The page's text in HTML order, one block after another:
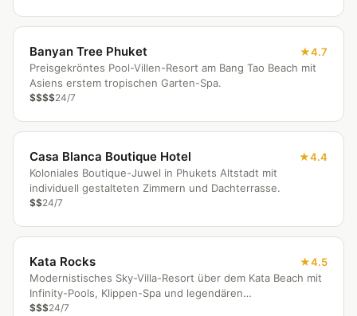
Banyan Tree Phuket
4.7
Preisgekröntes Pool-Villen-Resort am Bang Tao Beach mit
Asiens erstem tropischen Garten-Spa.
$$$$24/7
Casa Blanca Boutique Hotel
4.4
Koloniales Boutique-Juwel in Phukets Altstadt mit
individuell gestalteten Zimmern und Dachterrasse.
$$24/7
Kata Rocks
4.5
Modernistisches Sky-Villa-Resort über dem Kata Beach mit
Infinity-Pools, Klippen-Spa und legendären
Sonnenuntergängen.
$$$24/7